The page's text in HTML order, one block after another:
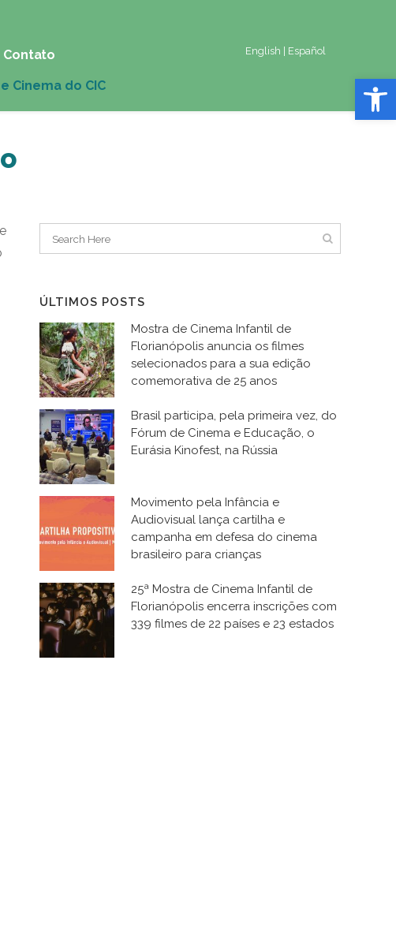
Abrir
English Español
Contato
ÚLTIMOS POSTS
Mostra de Cinema Infantil de
Florianópolis anuncia os filmes
selecionados para a sua edição
comemorativa de 25 anos
Brasil participa, pela primeira vez, do
Fórum de Cinema e Educação, o
Eurásia Kinofest, na Rússia
Movimento pela Infância e
Audiovisual lança cartilha e
campanha em defesa do cinema
brasileiro para crianças
25ª Mostra de Cinema Infantil de
Florianópolis encerra inscrições com
339 filmes de 22 países e 23 estados